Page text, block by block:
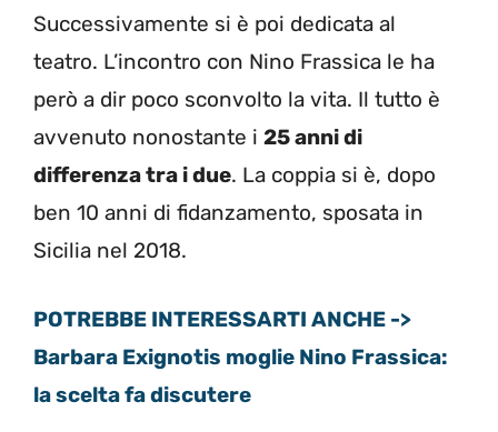
Successivamente si è poi dedicata al
teatro. L’incontro con Nino Frassica le ha
però a dir poco sconvolto la vita. Il tutto è
avvenuto nonostante i 25 anni di
differenza tra i due. La coppia si è, dopo
ben 10 anni di fidanzamento, sposata in
Sicilia nel 2018.
POTREBBE INTERESSARTI ANCHE ->
Barbara Exignotis moglie Nino Frassica:
la scelta fa discutere